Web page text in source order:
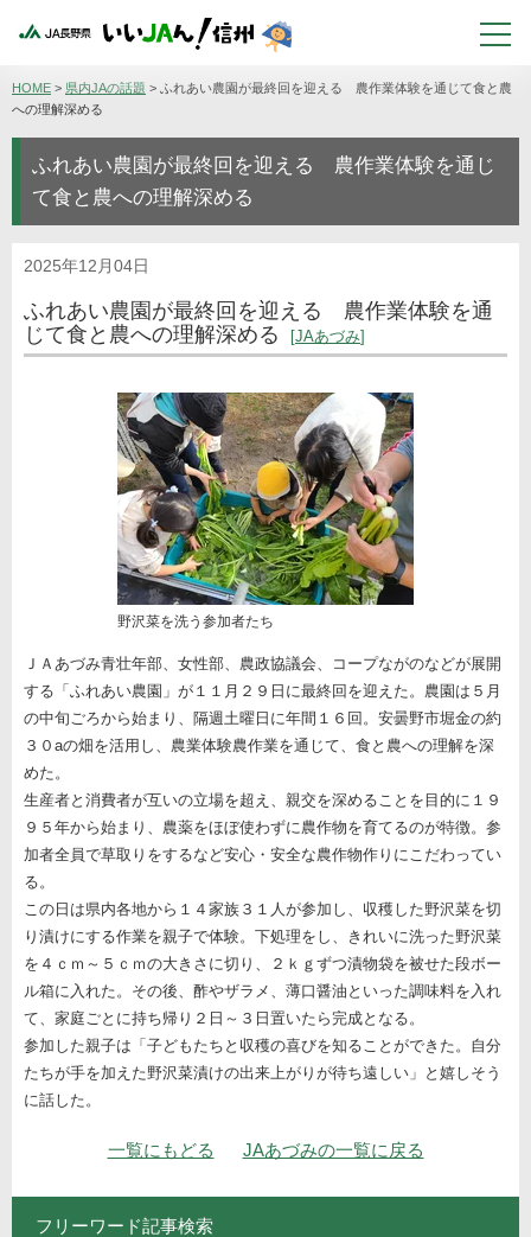
HOME > 県内JAの話題 > ふれあい農園が最終回を迎える 農作業体験を通じて食と農
への理解深める
ふれあい農園が最終回を迎える 農作業体験を通じ
て食と農への理解深める
2025年12月04日
ふれあい農園が最終回を迎える 農作業体験を通
じて食と農への理解深める
JAあづみ
野沢菜を洗う参加者たち
ＪＡあづみ青壮年部、女性部、農政協議会、コープながのなどが展開
する「ふれあい農園」が１１月２９日に最終回を迎えた。農園は５月
の中旬ごろから始まり、隔週土曜日に年間１６回。安曇野市堀金の約
３０aの畑を活用し、農業体験農作業を通じて、食と農への理解を深
めた。
生産者と消費者が互いの立場を超え、親交を深めることを目的に１９
９５年から始まり、農薬をほぼ使わずに農作物を育てるのが特徴。参
加者全員で草取りをするなど安心・安全な農作物作りにこだわってい
る。
この日は県内各地から１４家族３１人が参加し、収穫した野沢菜を切
り漬けにする作業を親子で体験。下処理をし、きれいに洗った野沢菜
を４ｃｍ～５ｃｍの大きさに切り、２ｋｇずつ漬物袋を被せた段ボー
ル箱に入れた。その後、酢やザラメ、薄口醤油といった調味料を入れ
て、家庭ごとに持ち帰り２日～３日置いたら完成となる。
参加した親子は「子どもたちと収穫の喜びを知ることができた。自分
たちが手を加えた野沢菜漬けの出来上がりが待ち遠しい」と嬉しそう
に話した。
ナビゲーション
一覧にもどる JAあづみの一覧に戻る
フリーワード記事検索